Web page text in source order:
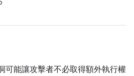
可能讓攻擊者不必取得額外執行權